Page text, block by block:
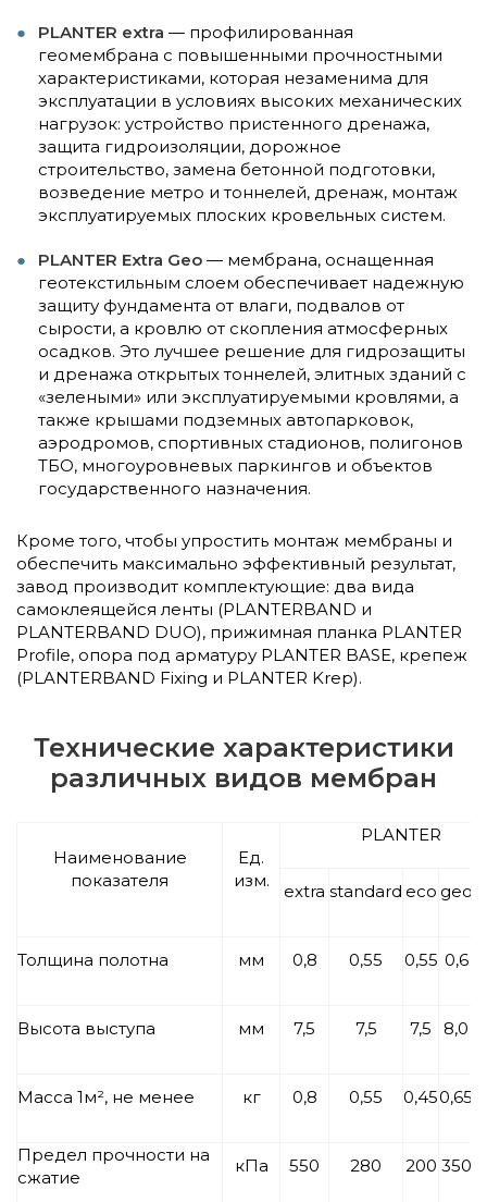
PLANTER extra — профилированная
геомембрана с повышенными прочностными
характеристиками, которая незаменима для
эксплуатации в условиях высоких механических
нагрузок: устройство пристенного дренажа,
защита гидроизоляции, дорожное
строительство, замена бетонной подготовки,
возведение метро и тоннелей, дренаж, монтаж
эксплуатируемых плоских кровельных систем.
PLANTER Extra Geo — мембрана, оснащенная
геотекстильным слоем обеспечивает надежную
защиту фундамента от влаги, подвалов от
сырости, а кровлю от скопления атмосферных
осадков. Это лучшее решение для гидрозащиты
и дренажа открытых тоннелей, элитных зданий с
«зелеными» или эксплуатируемыми кровлями, а
также крышами подземных автопарковок,
аэродромов, спортивных стадионов, полигонов
ТБО, многоуровневых паркингов и объектов
государственного назначения.
Кроме того, чтобы упростить монтаж мембраны и
обеспечить максимально эффективный результат,
завод производит комплектующие: два вида
самоклеящейся ленты (PLANTERBAND и
PLANTERBAND DUO), прижимная планка PLANTER
Profile, опора под арматуру PLANTER BASE, крепеж
(PLANTERBAND Fixing и PLANTER Krep).
Технические характеристики
различных видов мембран
Наименование
показателя
Ед.
изм.
PLANTER
extra standard eco geo
Толщина полотна мм 0,8 0,55 0,55 0,6
Высота выступа мм 7,5 7,5 7,5 8,0
Масса 1м², не менее кг 0,8 0,55 0,450,65
Предел прочности на
сжатие
кПа 550 280 200 350